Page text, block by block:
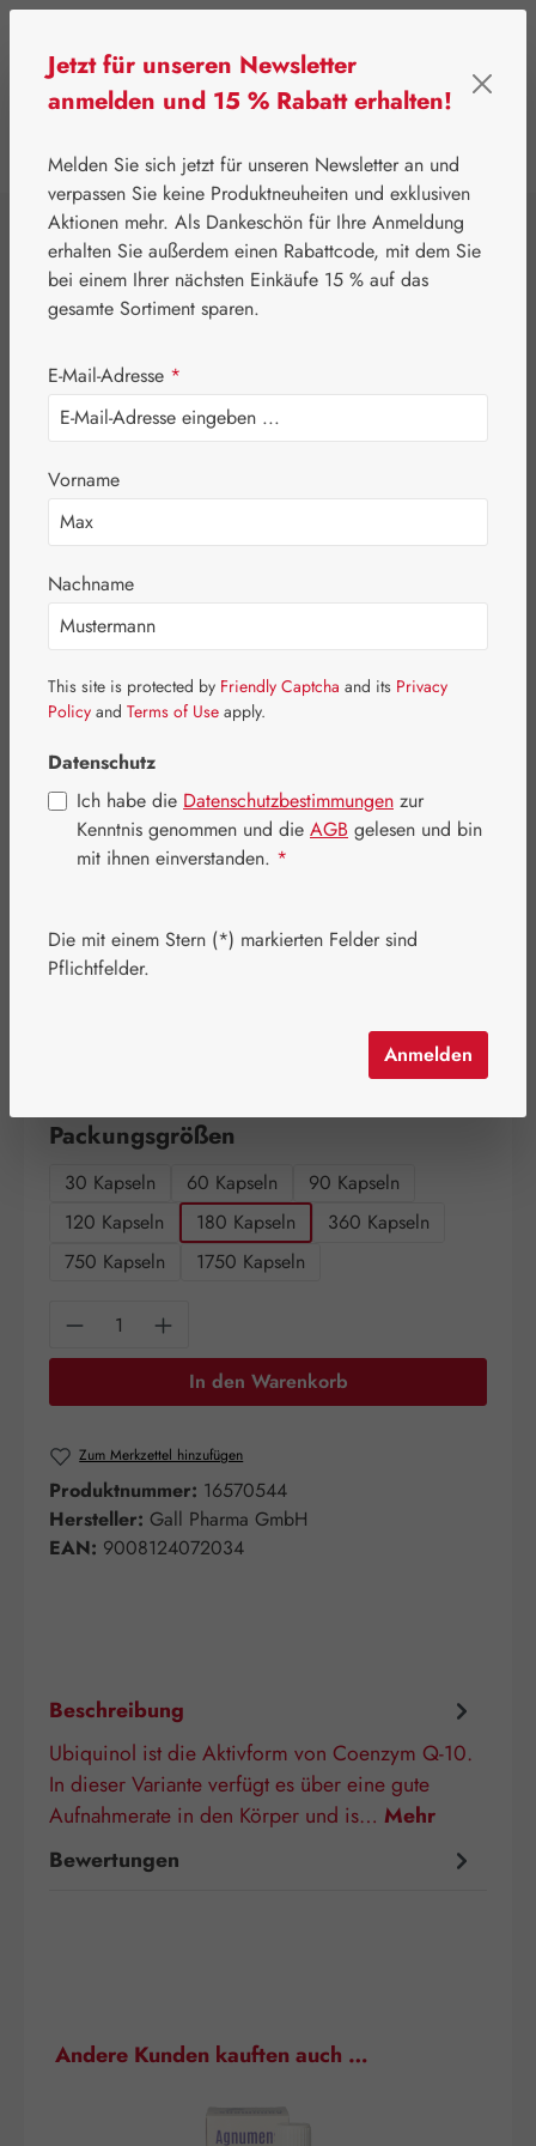
⌂ Gall Pharma Coenzym Q-10
Ubiquinol 100 mg
GPH Kapseln
Bildergalerie überspringen
Regulärer Preis:
180,40 €
Inhalt:0.12 Kilogramm
Packungsgrößen
30 Kapseln 60 Kapseln
90 Kapseln
120 Kapseln
180 Kapseln
360 Kapseln
750 Kapseln
1750 Kapseln
Produkt Anzahl: Gib den gewünschten
In den Warenkorb
Zum Merkzettel hinzufügen
Produktnummer: 16570544
Hersteller: Gall Pharma GmbH
EAN: 9008124072034
Beschreibung
Ubiquinol ist die Aktivform von Coenzym Q-10.
In dieser Variante verfügt es über eine gute
Aufnahmerate in den Körper und is… Mehr
Bewertungen
Produktgalerie überspringen
Andere Kunden kauften auch …
Jetzt für unseren Newsletter
anmelden und 15 % Rabatt erhalten!
Melden Sie sich jetzt für unseren Newsletter an und
verpassen Sie keine Produktneuheiten und exklusiven
Aktionen mehr. Als Dankeschön für Ihre Anmeldung
erhalten Sie außerdem einen Rabattcode, mit dem Sie
bei einem Ihrer nächsten Einkäufe 15 % auf das
gesamte Sortiment sparen.
E-Mail-Adresse *
Vorname
Nachname
This site is protected by Friendly Captcha and its Privacy
Policy and Terms of Use apply.
Datenschutz
Ich habe die Datenschutzbestimmungen zur
Kenntnis genommen und die AGB gelesen und bin
mit ihnen einverstanden. *
Die mit einem Stern (*) markierten Felder sind
Pflichtfelder.
Anmelden